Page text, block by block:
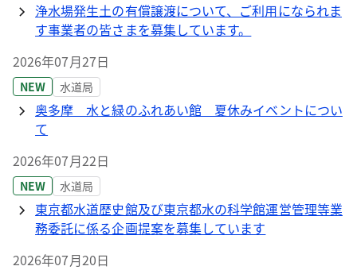
浄水場発生土の有償譲渡について、ご利用になられま
す事業者の皆さまを募集しています。
2026年07月27日
NEW 水道局
奥多摩 水と緑のふれあい館 夏休みイベントについ
て
2026年07月22日
NEW 水道局
東京都水道歴史館及び東京都水の科学館運営管理等業
務委託に係る企画提案を募集しています
2026年07月20日